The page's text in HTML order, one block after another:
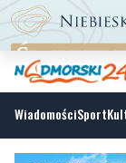
WiadomościSport